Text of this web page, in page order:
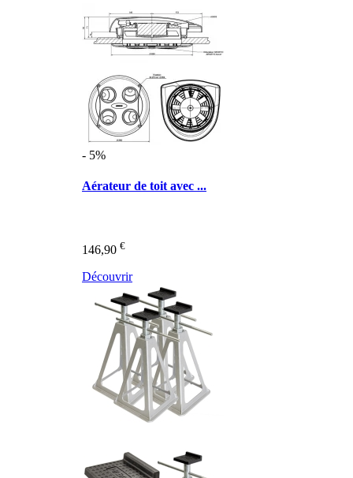
- 5%
Aérateur de toit avec ...
146,90 €
Découvrir